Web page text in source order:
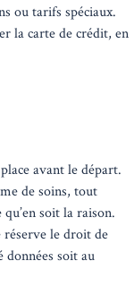
ou tarifs spéciaux.
la carte de crédit, en
avant le départ.
de soins, tout
soit la raison.
réserve le droit de
données soit au